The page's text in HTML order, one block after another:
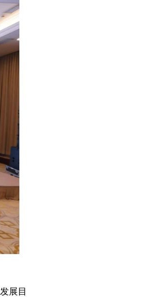
展目